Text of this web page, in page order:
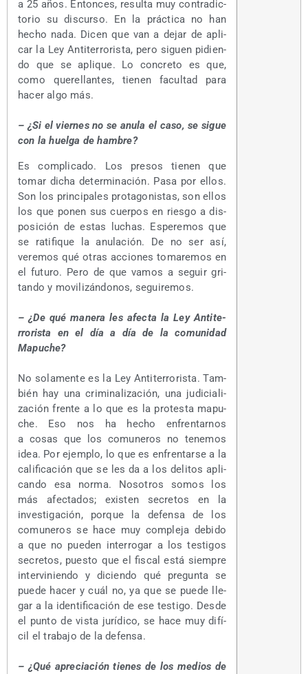
a 25 años. Enton­ces, resul­ta muy con­tra­dic­
to­rio su dis­cur­so. En la prác­ti­ca no han
hecho nada. Dicen que van a dejar de apli­
car la Ley Anti­te­rro­ris­ta, pero siguen pidien­
do que se apli­que. Lo con­cre­to es que,
como que­re­llan­tes, tie­nen facul­tad para
hacer algo más.
– ¿Si el vier­nes no se anu­la el caso, se sigue
con la huel­ga de hambre?
Es com­pli­ca­do. Los pre­sos tie­nen que
tomar dicha deter­mi­na­ción. Pasa por ellos.
Son los prin­ci­pa­les pro­ta­go­nis­tas, son ellos
los que ponen sus cuer­pos en ries­go a dis­
po­si­ción de estas luchas. Espe­re­mos que
se rati­fi­que la anu­la­ción. De no ser así,
vere­mos qué otras accio­nes toma­re­mos en
el futu­ro. Pero de que vamos a seguir gri­
tan­do y movi­li­zán­do­nos, seguiremos.
– ¿De qué mane­ra les afec­ta la Ley Anti­te­
rro­ris­ta en el día a día de la comu­ni­dad
Mapuche?
No sola­men­te es la Ley Anti­te­rro­ris­ta. Tam­
bién hay una cri­mi­na­li­za­ción, una judi­cia­li­
za­ción fren­te a lo que es la pro­tes­ta mapu­
che. Eso nos ha hecho enfren­tar­nos
a cosas que los comu­ne­ros no tene­mos
idea. Por ejem­plo, lo que es enfren­tar­se a la
cali­fi­ca­ción que se les da a los deli­tos apli­
can­do esa nor­ma. Noso­tros somos los
más afec­ta­dos; exis­ten secre­tos en la
inves­ti­ga­ción, por­que la defen­sa de los
comu­ne­ros se hace muy com­ple­ja debi­do
a que no pue­den inte­rro­gar a los tes­ti­gos
secre­tos, pues­to que el fis­cal está siem­pre
inter­vi­nien­do y dicien­do qué pre­gun­ta se
pue­de hacer y cuál no, ya que se pue­de lle­
gar a la iden­ti­fi­ca­ción de ese tes­ti­go. Des­de
el pun­to de vis­ta jurí­di­co, se hace muy difí­
cil el tra­ba­jo de la defensa.
– ¿Qué apre­cia­ción tie­nes de los medios de